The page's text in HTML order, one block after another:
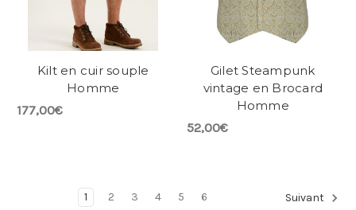
Kilt en cuir souple
Homme
177,00€
Gilet Steampunk
vintage en Brocard
Homme
52,00€
1 2 3 4 5 6 Suivant